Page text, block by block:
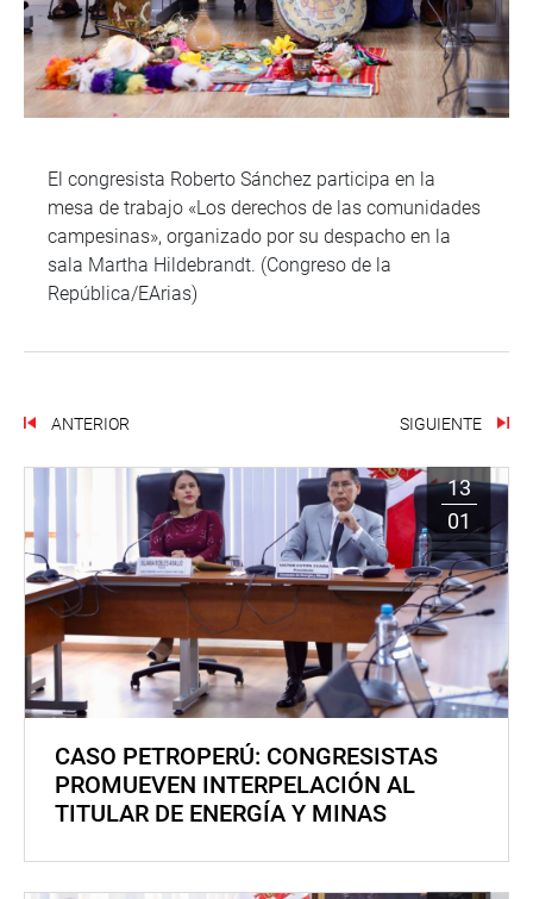
El congresista Roberto Sánchez participa en la
mesa de trabajo «Los derechos de las comunidades
campesinas», organizado por su despacho en la
sala Martha Hildebrandt. (Congreso de la
República/EArias)
ANTERIOR SIGUIENTE
13
01
CASO PETROPERÚ: CONGRESISTAS
PROMUEVEN INTERPELACIÓN AL
TITULAR DE ENERGÍA Y MINAS